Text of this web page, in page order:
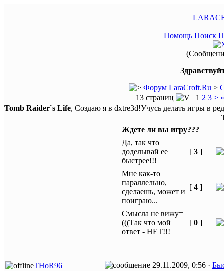
Помощь Поиск
Форум LaraCroft.Ru >
13 страниц
1 2 3 > »
Tomb Raider`s Life, Создаю я в dxtre3d!Учусь делать игры в
Ждете ли вы игру???
Да, так что
доделывай ее
быстрее!!!
[ 3]
Мне как-то
параллельно,
сделаешь, может и
поиграю...
[ 4]
Смысла не вижу=
(((Так что мой
ответ - НЕТ!!!
[ 0]
THoR96 29.11.2009, 0:56 ·